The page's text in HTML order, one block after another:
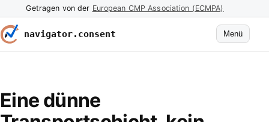
Getragen von der European CMP Association (ECMPA)
navigator.consent Menü
Eine dünne